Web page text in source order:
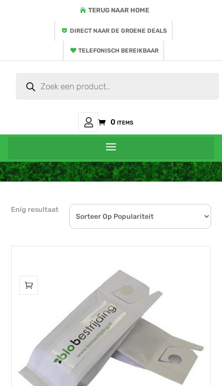
TERUG NAAR HOME
DIRECT NAAR DE GROENE DEALS
TELEFONISCH BEREIKBAAR
zoeken
Mijn
0 items
Enig resultaat